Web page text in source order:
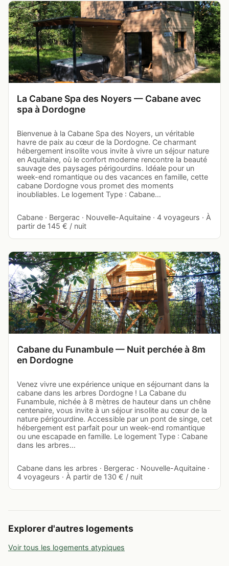
La Cabane Spa des Noyers — Cabane avec
spa à Dordogne
Bienvenue à la Cabane Spa des Noyers, un véritable
havre de paix au cœur de la Dordogne. Ce charmant
hébergement insolite vous invite à vivre un séjour nature
en Aquitaine, où le confort moderne rencontre la beauté
sauvage des paysages périgourdins. Idéale pour un
week-end romantique ou des vacances en famille, cette
cabane Dordogne vous promet des moments
inoubliables. Le logement Type : Cabane…
Cabane · Bergerac · Nouvelle-Aquitaine · 4 voyageurs · À
partir de 145 € / nuit
Cabane du Funambule — Nuit perchée à 8m
en Dordogne
Venez vivre une expérience unique en séjournant dans la
cabane dans les arbres Dordogne ! La Cabane du
Funambule, nichée à 8 mètres de hauteur dans un chêne
centenaire, vous invite à un séjour insolite au cœur de la
nature périgourdine. Accessible par un pont de singe, cet
hébergement est parfait pour un week-end romantique
ou une escapade en famille. Le logement Type : Cabane
dans les arbres…
Cabane dans les arbres · Bergerac · Nouvelle-Aquitaine ·
4 voyageurs · À partir de 130 € / nuit
Explorer d'autres logements
Voir tous les logements atypiques